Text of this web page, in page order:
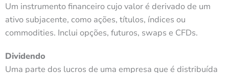
Um instrumento financeiro cujo valor é derivado de um
ativo subjacente, como ações, títulos, índices ou
commodities. Inclui opções, futuros, swaps e CFDs.
Dividendo
Uma parte dos lucros de uma empresa que é distribuída